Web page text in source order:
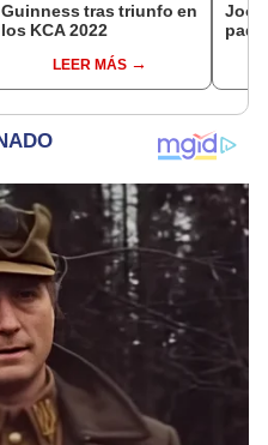
Guinness tras triunfo en
los KCA 2022
LEER MÁS
bebé